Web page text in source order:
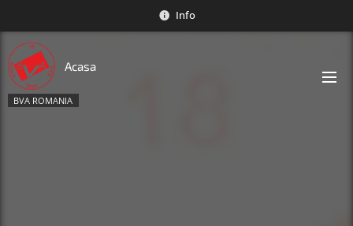
Info
Acasa
BVA ROMANIA